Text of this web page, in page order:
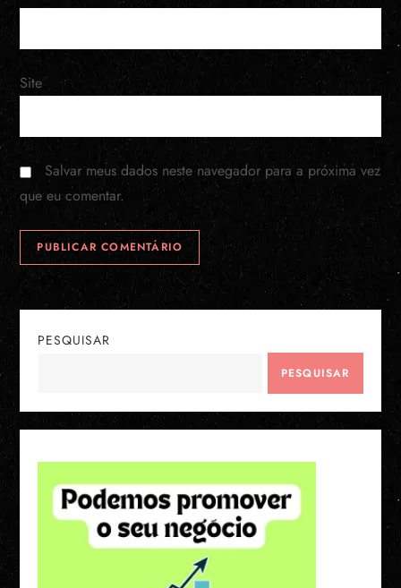
Site
Salvar meus dados neste navegador para a próxima vez
que eu comentar.
PESQUISAR
PESQUISAR